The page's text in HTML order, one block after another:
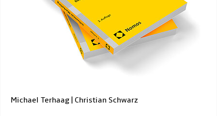
Michael Terhaag | Christian Schwarz